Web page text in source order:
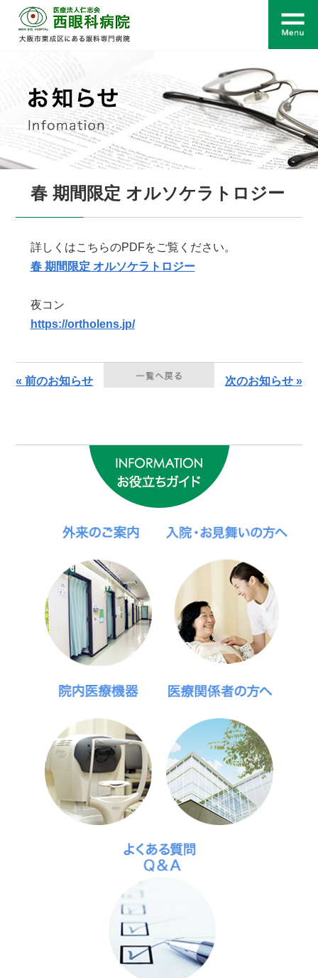
春 期間限定 オルソケラトロジー
詳しくはこちらのPDFをご覧ください。
春 期間限定 オルソケラトロジー
夜コン
https://ortholens.jp/
« 前のお知らせ 次のお知らせ »